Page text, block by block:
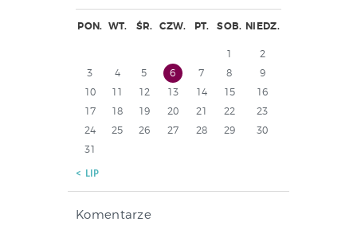
PON. WT. ŚR. CZW. PT. SOB. NIEDZ.
1
2
3
4 5 6 7 8
9
10
11 12 13 14 15
16
17
18 19 20 21 22
23
24
25 26 27 28 29
30
31
« LIP
Komentarze